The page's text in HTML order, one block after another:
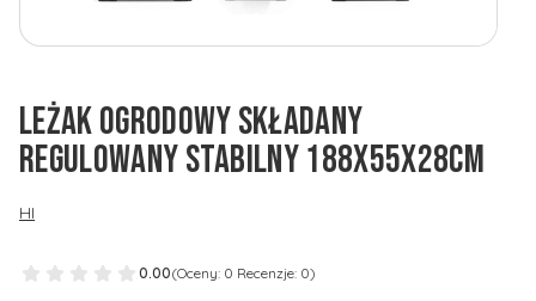
LEŻAK OGRODOWY SKŁADANY
REGULOWANY STABILNY 188X55X28CM
HI
0.00(Oceny: 0 Recenzje: 0)